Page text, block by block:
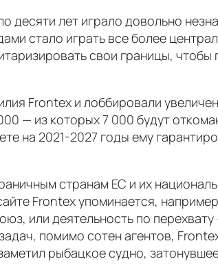
десяти лет играло довольно
стало играть все более
свои границы,
Frontex и лоббировали
— из которых 7 000 будут
на 2021-2027 годы ему
странам ЕС и их
Frontex упоминается,
или деятельность по
помимо сотен агентов,
рыбацкое судно,